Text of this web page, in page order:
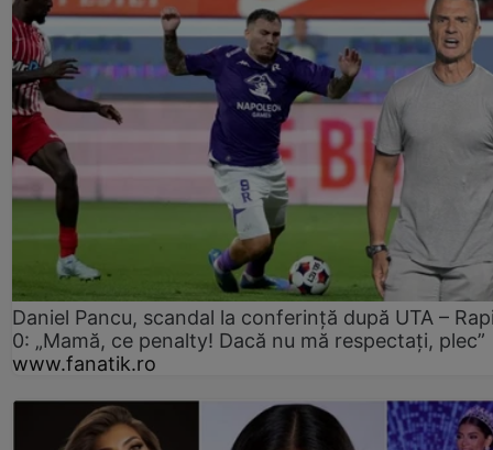
Daniel Pancu, scandal la conferință după UTA –
0: „Mamă, ce penalty! Dacă nu mă respectați, plec”
www.fanatik.ro